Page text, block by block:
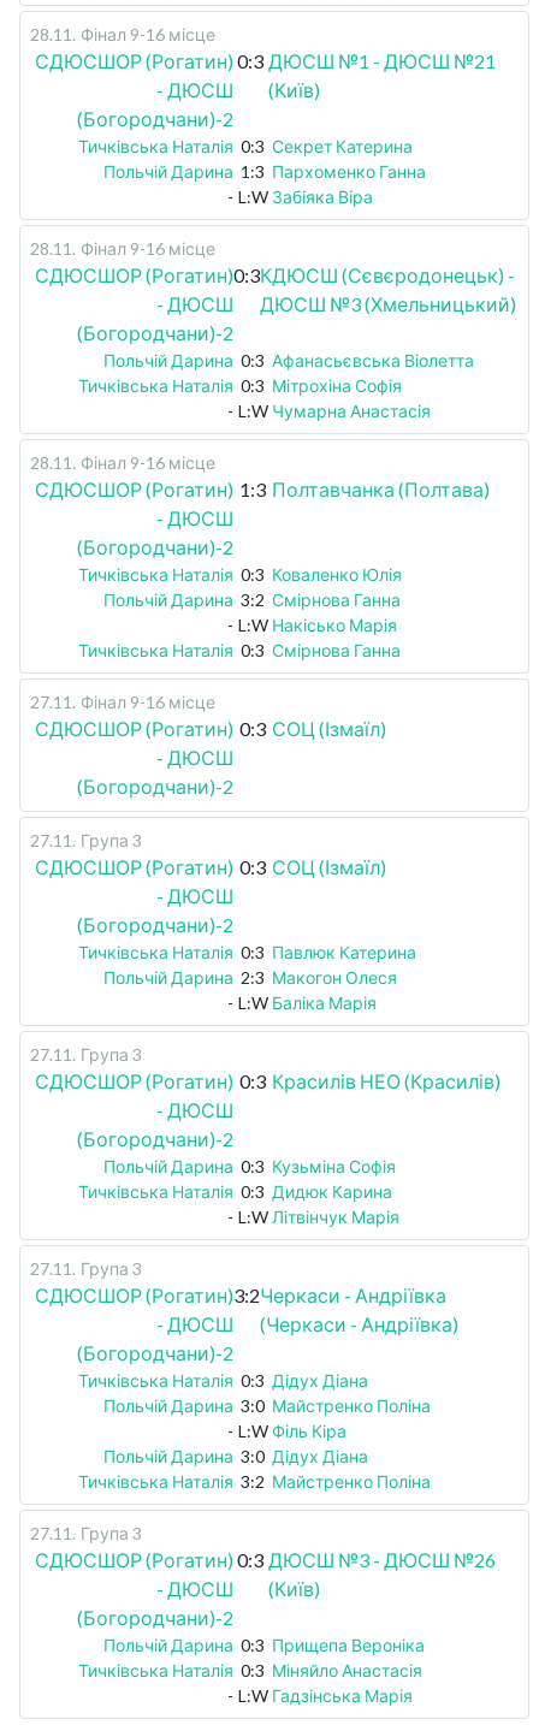
28.11 . Фінал 9-16 місце
СДЮСШОР (Рогатин)
- ДЮСШ
(Богородчани)-2
0:3 ДЮСШ №1 - ДЮСШ №21
(Київ)
Тичківська Наталія 0:3 Секрет Катерина
Польчій Дарина 1:3 Пархоменко Ганна
- L:W Забіяка Віра
28.11 . Фінал 9-16 місце
СДЮСШОР (Рогатин)
- ДЮСШ
(Богородчани)-2
0:3КДЮСШ (Сєвєродонецьк) -
ДЮСШ №3 (Хмельницький)
Польчій Дарина 0:3 Афанасьєвська Віолетта
Тичківська Наталія 0:3 Мітрохіна Софія
- L:W Чумарна Анастасія
28.11 . Фінал 9-16 місце
СДЮСШОР (Рогатин)
- ДЮСШ
(Богородчани)-2
1:3 Полтавчанка (Полтава)
Тичківська Наталія 0:3 Коваленко Юлія
Польчій Дарина 3:2 Смірнова Ганна
- L:W Накісько Марія
Тичківська Наталія 0:3 Смірнова Ганна
27.11 . Фінал 9-16 місце
СДЮСШОР (Рогатин)
- ДЮСШ
(Богородчани)-2
0:3 СОЦ (Ізмаїл)
27.11 . Група 3
СДЮСШОР (Рогатин)
- ДЮСШ
(Богородчани)-2
0:3 СОЦ (Ізмаїл)
Тичківська Наталія 0:3 Павлюк Катерина
Польчій Дарина 2:3 Макогон Олеся
- L:W Баліка Марія
27.11 . Група 3
СДЮСШОР (Рогатин)
- ДЮСШ
(Богородчани)-2
0:3 Красилів НЕО (Красилів)
Польчій Дарина 0:3 Кузьміна Софія
Тичківська Наталія 0:3 Дидюк Карина
- L:W Літвінчук Марія
27.11 . Група 3
СДЮСШОР (Рогатин)
- ДЮСШ
(Богородчани)-2
3:2Черкаси - Андріївка
(Черкаси - Андріївка)
Тичківська Наталія 0:3 Дідух Діана
Польчій Дарина 3:0 Майстренко Поліна
- L:W Філь Кіра
Польчій Дарина 3:0 Дідух Діана
Тичківська Наталія 3:2 Майстренко Поліна
27.11 . Група 3
СДЮСШОР (Рогатин)
- ДЮСШ
(Богородчани)-2
0:3 ДЮСШ №3 - ДЮСШ №26
(Київ)
Польчій Дарина 0:3 Прищепа Вероніка
Тичківська Наталія 0:3 Міняйло Анастасія
- L:W Гадзінська Марія